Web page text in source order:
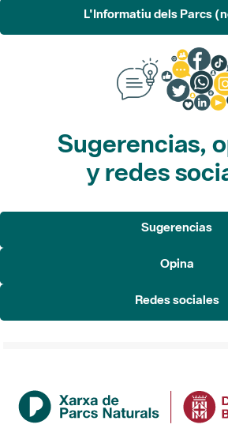
L'Informatiu dels Parcs
Sugerencias,
y redes
Sugerencias
Opina
Redes sociales